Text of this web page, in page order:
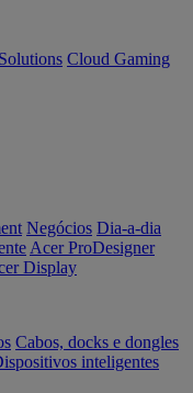
Cloud Gaming
Negócios Dia-a-dia
Acer ProDesigner
Display
Cabos, docks e dongles
inteligentes